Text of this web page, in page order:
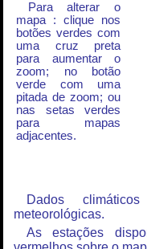
Para alterar o
mapa : clique nos
botões verdes com
uma cruz preta
para aumentar o
zoom; no botão
verde com uma
pitada de zoom; ou
nas setas verdes
para mapas
adjacentes.
Dados
meteorológicas.
As estações